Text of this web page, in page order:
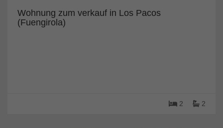
Wohnung zum verkauf in Los Pacos
(Fuengirola)
2 2